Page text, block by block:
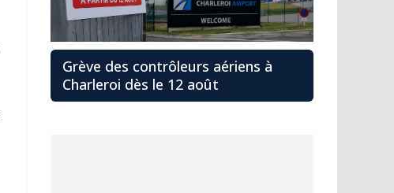
Grève des contrôleurs aériens à
Charleroi dès le 12 août